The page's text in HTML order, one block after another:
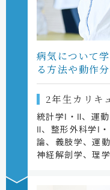
病気について学
る方法や動作
2年生カリキ
統計学Ⅰ・Ⅱ、運
Ⅱ、整形外科学Ⅰ
論、義肢学、運
神経解剖学、理